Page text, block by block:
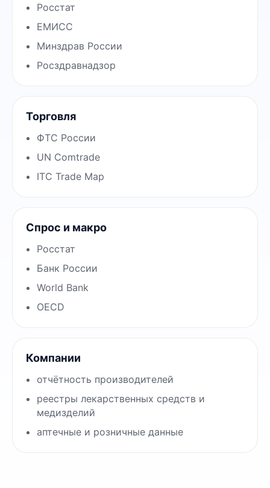
Росстат
ЕМИСС
Минздрав России
Росздравнадзор
Торговля
ФТС России
UN Comtrade
ITC Trade Map
Спрос и макро
Росстат
Банк России
World Bank
OECD
Компании
отчётность производителей
реестры лекарственных средств и
медизделий
аптечные и розничные данные